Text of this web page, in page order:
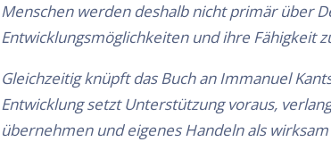
Menschen werden deshalb nicht primär über
Entwicklungsmöglichkeiten und ihre Fähigkeit
Gleichzeitig knüpft das Buch an Immanuel
Entwicklung setzt Unterstützung voraus,
übernehmen und eigenes Handeln als